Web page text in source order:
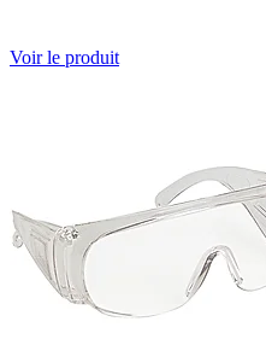
Voir le produit